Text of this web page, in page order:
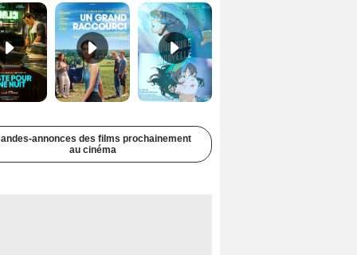
annonces des films prochainement
au cinéma